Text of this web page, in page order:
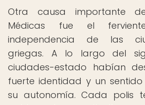
Otra causa importante
Médicas fue el
independencia de las
griegas. A lo largo del
ciudades-estado habían
fuerte identidad y un
su autonomía. Cada polis